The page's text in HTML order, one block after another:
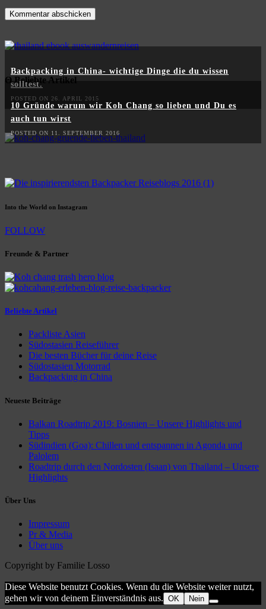
Θ Beliebte Artikel
Backpacking in China- wichtige Dinge die du wissen
solltest.
POSTED ON 26. APRIL 2015
10 Gründe warum wir Koh Chang so lieben und Du es
auch tun wirst
POSTED ON 11. SEPTEMBER 2016
Into the World on Instagram
FOLLOW
Freunde & Partner
Beliebte Artikel
Packliste Asien
Südostasien Reiseführer
Die besten Bücher für deine Reise
Südostasien Motorrad
Backpacking in China
Neueste Beiträge
Balkan Roadtrip 2019: Bosnien – Unsere Highlights und
Tipps
Südindien (Goa): Chillen und entspannen in Agonda und
Palolem
Roadtrip durch den Nordosten (Isaan) von Thailand – Unsere
Highlights
Über Uns
Impressum
Pr & Media
Über uns
Copyright by Familie Losso
Diese Website benutzt Cookies. Wenn du die Website weiter nutzt,
gehen wir von deinem Einverständnis aus. OK Nein